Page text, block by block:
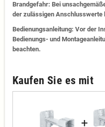
Brandgefahr: Bei
der zulässigen Anschlusswerte
Bedienungsanleitung: Vor der
Bedienungs- und
beachten.
Kaufen Sie es mit
+